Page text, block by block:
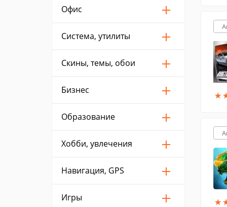
Офис
Система, утилиты
Скины, темы, обои
Бизнес
Образование
Хобби, увлечения
Навигация, GPS
Игры
★
★
★
★